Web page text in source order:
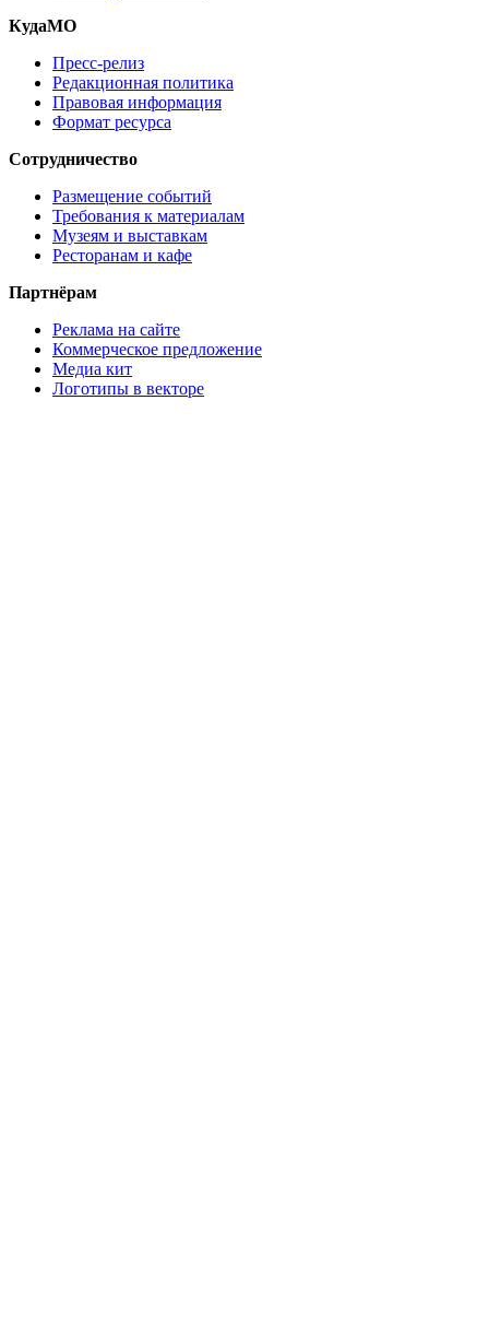
КудаМО
Пресс-релиз
Редакционная политика
Правовая информация
Формат ресурса
Сотрудничество
Размещение событий
Требования к материалам
Музеям и выставкам
Ресторанам и кафе
Партнёрам
Реклама на сайте
Коммерческое предложение
Медиа кит
Логотипы в векторе